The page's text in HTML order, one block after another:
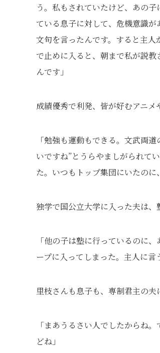
う。私もされていたけど、あの
ている息子に対して、危機意識
文句を言ったんです。すると主
で止めに入ると、朝まで私が説
んです」
成績優秀で利発、皆が好むアニメ
「勉強も運動もできる。文武両
いですね”とうらやましがられて
た。いつもトップ集団にいたのに
独学で国公立大学に入った夫は、
「他の子は塾に行っているのに
ープに入ってしまった。主人に言
里枝さんも息子も、専制君主の夫
「まあうるさい人でしたからね
どね」